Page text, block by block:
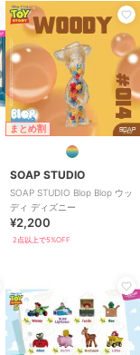
まとめ割
SOAP STUDIO
SOAP STUDIO Blop Blop ウッ
ディ ディズニー
¥2,200
2点以上で5%OFF